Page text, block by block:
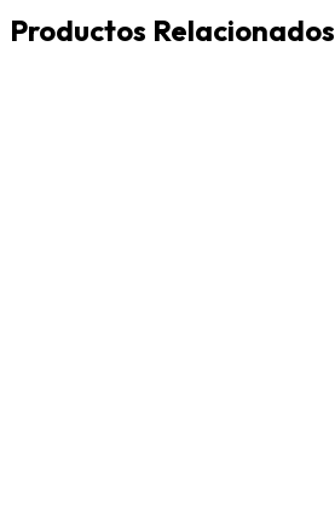
Productos Relacionados